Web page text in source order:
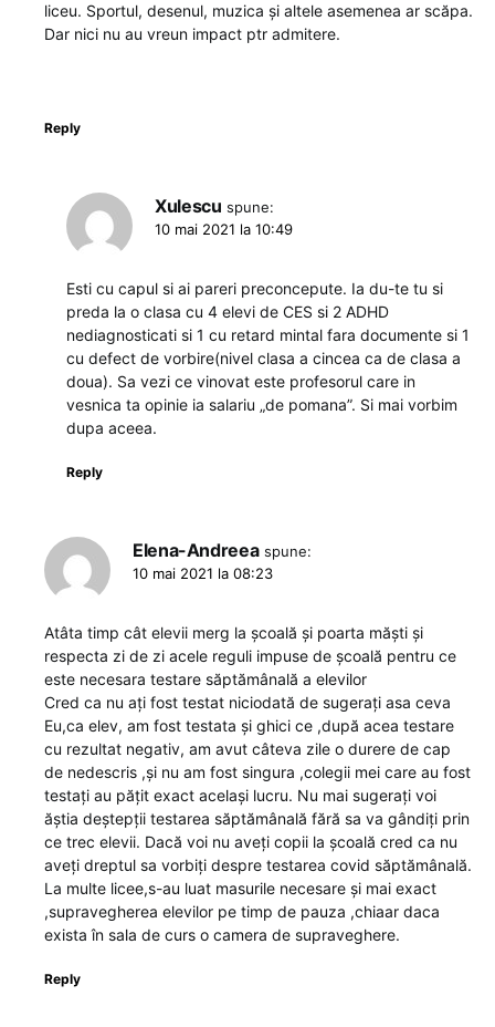
liceu. Sportul, desenul, muzica și altele asemenea ar scăpa.
Dar nici nu au vreun impact ptr admitere.
Reply
Xulescu spune:
10 mai 2021 la 10:49
Esti cu capul si ai pareri preconcepute. Ia du-te tu si
preda la o clasa cu 4 elevi de CES si 2 ADHD
nediagnosticati si 1 cu retard mintal fara documente si 1
cu defect de vorbire(nivel clasa a cincea ca de clasa a
doua). Sa vezi ce vinovat este profesorul care in
vesnica ta opinie ia salariu „de pomana”. Si mai vorbim
dupa aceea.
Reply
Elena-Andreea spune:
10 mai 2021 la 08:23
Atâta timp cât elevii merg la școală și poarta măști și
respecta zi de zi acele reguli impuse de școală pentru ce
este necesara testare săptămânală a elevilor
Cred ca nu ați fost testat niciodată de sugerați asa ceva
Eu,ca elev, am fost testata și ghici ce ,după acea testare
cu rezultat negativ, am avut câteva zile o durere de cap
de nedescris ,și nu am fost singura ,colegii mei care au fost
testați au pățit exact același lucru. Nu mai sugerați voi
ăștia deștepții testarea săptămânală fără sa va gândiți prin
ce trec elevii. Dacă voi nu aveți copii la școală cred ca nu
aveți dreptul sa vorbiți despre testarea covid săptămânală.
La multe licee,s-au luat masurile necesare și mai exact
,supravegherea elevilor pe timp de pauza ,chiaar daca
exista în sala de curs o camera de supraveghere.
Reply